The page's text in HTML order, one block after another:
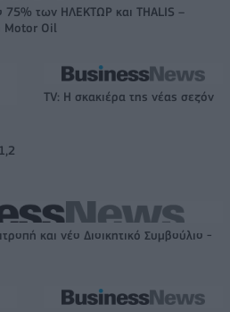
75% των ΗΛΕΚΤΩΡ και THALIS –
Motor Oil
TV: Η σκακιέρα της νέας σεζόν
και νέο Διοικητικό Συμβούλιο -